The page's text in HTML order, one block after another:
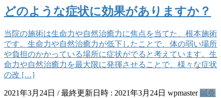
どのような症状に効果がありますか？
当院の施術は生命力や自然治癒力に焦点を当てた、根本施術
です。生命力や自然治癒力が低下したことで、体の弱い場所
や負担のかかっている場所に症状がでると考えています。生
命力や自然治癒力を最大限に発揮させることで、様々な症状
の改 […]
2021年3月24日 / 最終更新日時 : 2021年3月24日 wpmaster 鍼灸